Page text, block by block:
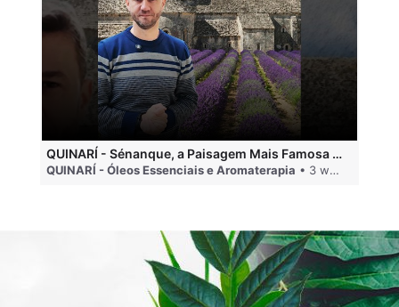
QUINARÍ - Sénanque, a Paisagem Mais Famosa da Aromaterapia
QUINARÍ - Óleos Essenciais e Aromaterapia • 3 weeks ago